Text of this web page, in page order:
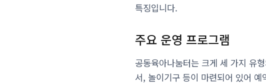
특징입니다.
주요 운영 프로그램
공동육아나눔터는 크게 세 가지 유
서, 놀이기구 등이 마련되어 있어